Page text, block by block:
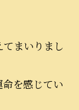
まいりまし
を感じてい